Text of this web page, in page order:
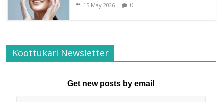
15 May 2026 0
Koottukari Newsletter
Get new posts by email